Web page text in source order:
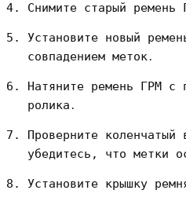
Снимите старый ремень
Установите новый
совпадением меток․
Натяните ремень ГРМ с
ролика․
Проверните
убедитесь, что метки
Установите крышку